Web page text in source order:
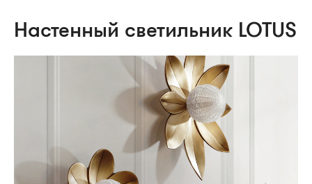
Настенный светильник LOTUS